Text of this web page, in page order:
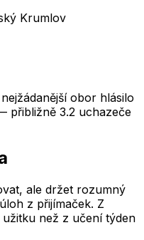
Krumlov
obor hlásilo
přibližně 3.2 uchazeče
ale držet rozumný
z přijímaček. Z
než z učení týden